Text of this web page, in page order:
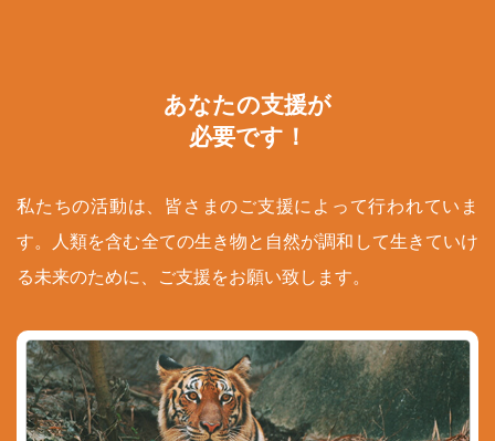
あなたの支援が
必要です！
私たちの活動は、皆さまのご支援によって行われていま
す。人類を含む全ての生き物と自然が調和して生きていけ
る未来のために、ご支援をお願い致します。